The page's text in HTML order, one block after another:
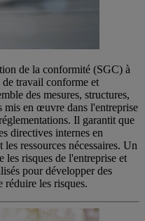
de la conformité (SGC) à
travail conforme et
des mesures, structures,
mis en œuvre dans l'entreprise
Il garantit que
directives internes en
ressources nécessaires. Un
les risques de l'entreprise et
pour développer des
réduire les risques.